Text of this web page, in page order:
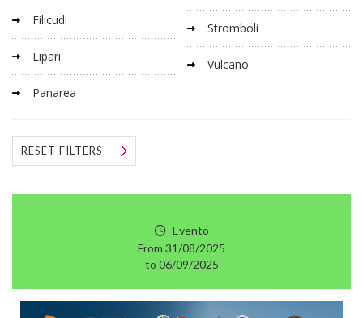
Filicudi
Lipari
Panarea
Stromboli
Vulcano
RESET FILTERS
Evento
From 31/08/2025
to 06/09/2025